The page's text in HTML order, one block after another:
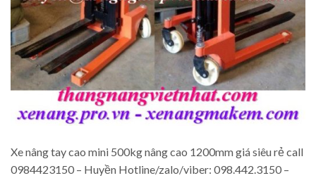
Xe nâng tay cao mini 500kg nâng cao 1200mm giá siêu rẻ call
0984423150 – Huyền Hotline/zalo/viber: 098.442.3150 –